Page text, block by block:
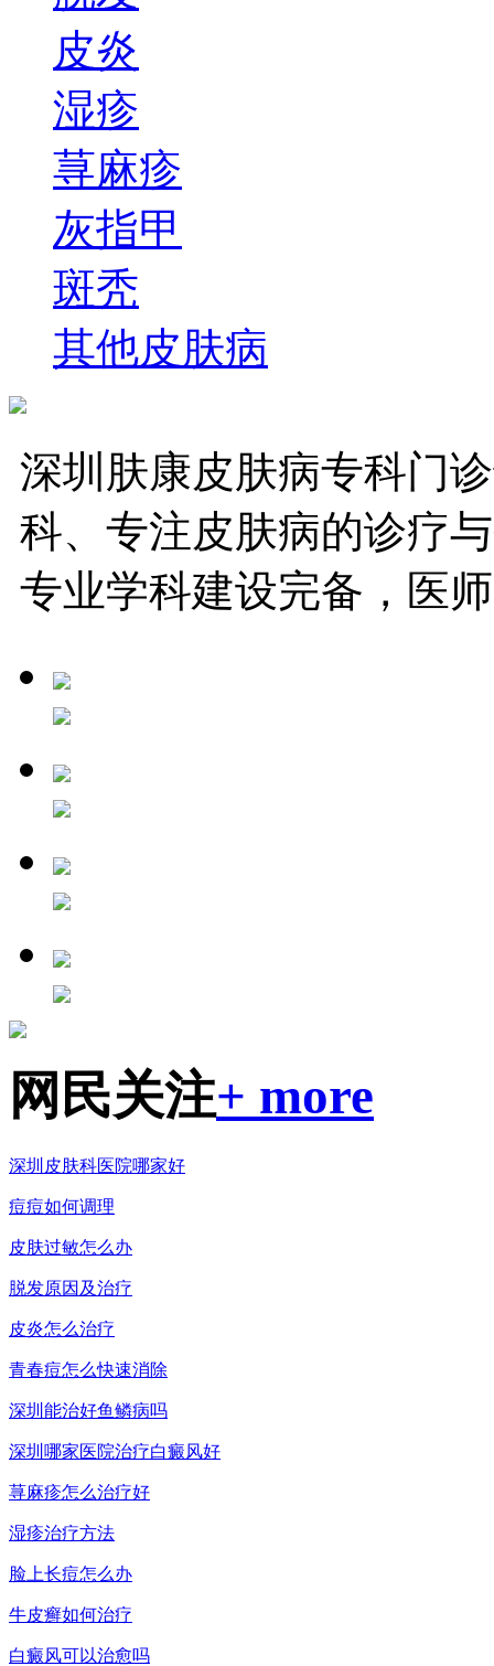
皮炎
湿疹
荨麻疹
灰指甲
斑秃
其他皮肤病
深圳肤康皮肤病专科门
科、专注皮肤病的诊疗
专业学科建设完备，医
网民关注+ more
深圳皮肤科医院哪家好
痘痘如何调理
皮肤过敏怎么办
脱发原因及治疗
皮炎怎么治疗
青春痘怎么快速消除
深圳能治好鱼鳞病吗
深圳哪家医院治疗白癜风好
荨麻疹怎么治疗好
湿疹治疗方法
脸上长痘怎么办
牛皮癣如何治疗
白癜风可以治愈吗